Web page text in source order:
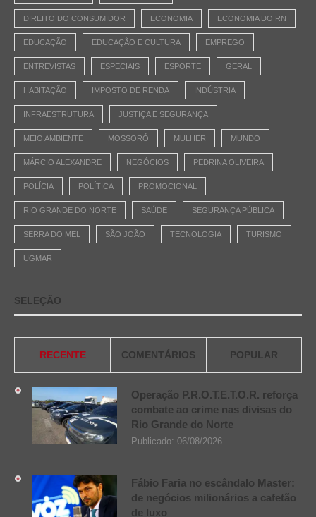
DIREITO DO CONSUMIDOR ECONOMIA ECONOMIA DO RN
EDUCAÇÃO EDUCAÇÃO E CULTURA EMPREGO
ENTREVISTAS ESPECIAIS ESPORTE GERAL
HABITAÇÃO IMPOSTO DE RENDA INDÚSTRIA
INFRAESTRUTURA JUSTIÇA E SEGURANÇA
MEIO AMBIENTE MOSSORÓ MULHER MUNDO
MÁRCIO ALEXANDRE NEGÓCIOS PEDRINA OLIVEIRA
POLÍCIA POLÍTICA PROMOCIONAL
RIO GRANDE DO NORTE SAÚDE SEGURANÇA PÚBLICA
SERRA DO MEL SÃO JOÃO TECNOLOGIA TURISMO
UGMAR
SELEÇÃO
RECENTE COMENTÁRIOS POPULAR
Operação P.R.O.T.E.T.O.R. reforça
combate ao crime nas divisas do
Rio Grande do Norte
Publicado: 06/08/2026
Fábio Faria no escândalo Master:
de negócios milionários a cafetão
de luxo